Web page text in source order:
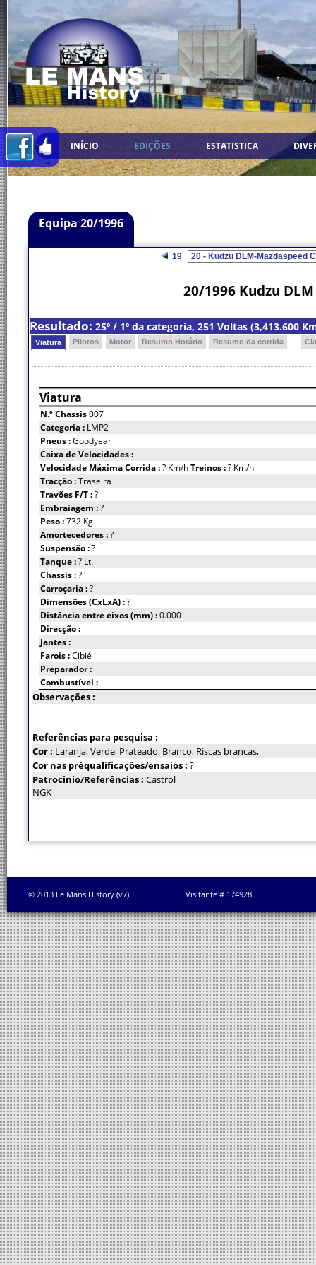
INÍCIO EDIÇÕES ESTATISTICA
Equipa 20/1996
19
20/1996 Kudzu
Resultado: 25º / 1º da categoria, 251 Voltas (3,413.600
Viatura Pilotos Motor Resumo Horário Resumo da corrida
Viatura
N.º Chassis007
Categoria : LMP2
Pneus :Goodyear
Caixa de Velocidades :
Velocidade Máxima Corrida :? Km/hTreinos :? Km/h
Tracção :Traseira
Travões F/T :?
Embraiagem :?
Peso :732 Kg
Amortecedores :?
Suspensão :?
Tanque :? Lt.
Chassis :?
Carroçaria :?
Dimensões (CxLxA) :?
Distância entre eixos (mm) :0.000
Direcção :
Jantes :
Farois :Cibié
Preparador :
Combustível :
Observações :
Referências para pesquisa :
Cor : Laranja, Verde, Prateado, Branco, Riscas brancas,
Cor nas préqualificações/ensaios : ?
Patrocinio/Referências : Castrol
NGK
© 2013 Le Mans History (v7) Visitante # 174928